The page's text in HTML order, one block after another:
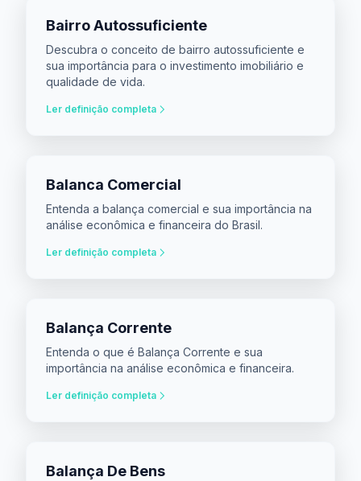
Bairro Autossuficiente
Descubra o conceito de bairro autossuficiente e
sua importância para o investimento imobiliário e
qualidade de vida.
Ler definição completa
Balanca Comercial
Entenda a balança comercial e sua importância na
análise econômica e financeira do Brasil.
Ler definição completa
Balança Corrente
Entenda o que é Balança Corrente e sua
importância na análise econômica e financeira.
Ler definição completa
Balança De Bens